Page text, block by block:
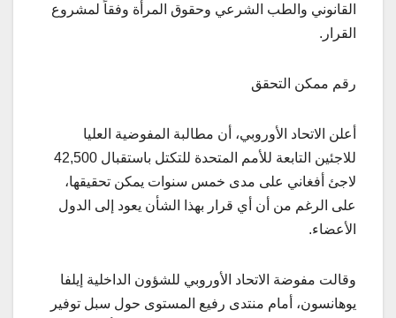
القانوني والطب الشرعي وحقوق المرأة وفقاً لمشروع
القرار.
رقم ممكن التحقق
أعلن الاتحاد الأوروبي، أن مطالبة المفوضية العليا
للاجئين التابعة للأمم المتحدة للتكتل باستقبال 42,500
لاجئ أفغاني على مدى خمس سنوات يمكن تحقيقها،
على الرغم من أن أي قرار بهذا الشأن يعود إلى الدول
الأعضاء.
وقالت مفوضة الاتحاد الأوروبي للشؤون الداخلية إيلفا
يوهانسون، أمام منتدى رفيع المستوى حول سبل توفير